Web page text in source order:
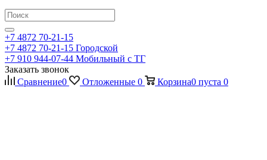
+7 4872 70-21-15
+7 4872 70-21-15 Городской
+7 910 944-07-44 Мобильный с ТГ
Заказать звонок
Сравнение0 Отложенные 0 Корзина0 пуста 0